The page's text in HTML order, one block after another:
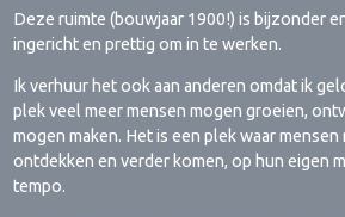
Deze ruimte (bouwjaar 1900!) is bijzonder
ingericht en prettig om in te werken.
Ik verhuur het ook aan anderen omdat ik
plek veel meer mensen mogen groeien,
mogen maken. Het is een plek waar mensen
ontdekken en verder komen, op hun eigen
tempo.